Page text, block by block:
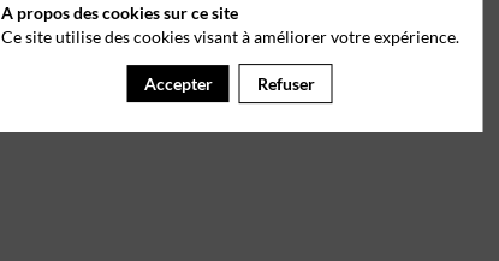
A propos des cookies sur ce site
Ce site utilise des cookies visant à améliorer votre expérience.
Accepter Refuser